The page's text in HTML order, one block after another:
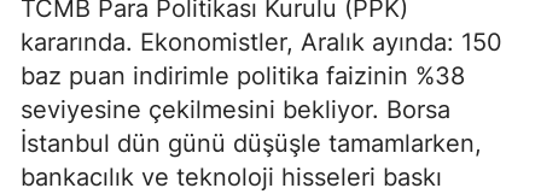
TCMB Para Politikası Kurulu (PPK)
kararında. Ekonomistler, Aralık ayında: 150
baz puan indirimle politika faizinin %38
seviyesine çekilmesini bekliyor. Borsa
İstanbul dün günü düşüşle tamamlarken,
bankacılık ve teknoloji hisseleri baskı